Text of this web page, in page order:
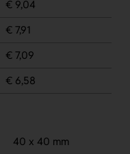
€ 9,04
€ 7,91
€ 7,09
€ 6,58
40 x 40 mm